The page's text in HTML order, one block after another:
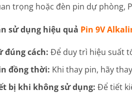
trọng hoặc đèn pin dự phòng,
sử dụng hiệu quả Pin 9V
đúng cách: Để duy trì hiệu suất
đồng thời: Khi thay pin, hãy
bị khi không sử dụng: Để tiết